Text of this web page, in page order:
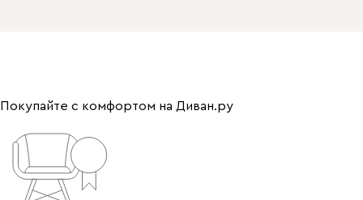
Покупайте с комфортом на Диван.ру